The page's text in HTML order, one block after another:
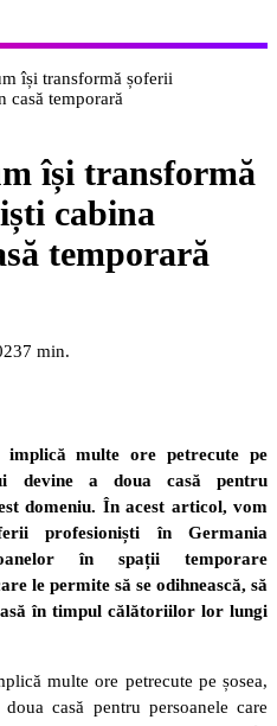
își transformă șoferii
casă temporară
își transformă
cabina
temporară
7 min.
implică multe ore petrecute pe
devine a doua casă pentru
domeniu. În acest articol, vom
profesioniști în Germania
în spații temporare
le permite să se odihnească, să
în timpul călătoriilor lor lungi
multe ore petrecute pe șosea,
casă pentru persoanele care